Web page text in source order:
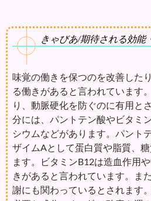
きゃびあ/期待される効能
味覚の働きを保つのを改善した
る働きがあると言われています
り、動脈硬化を防ぐのに有用と
分には、パントテン酸やビタミ
シウムなどがあります。パント
ザイムAとして蛋白質や脂質、
ます。ビタミンB12は造血作用
きがあると言われています。ま
謝にも関わっているとされます